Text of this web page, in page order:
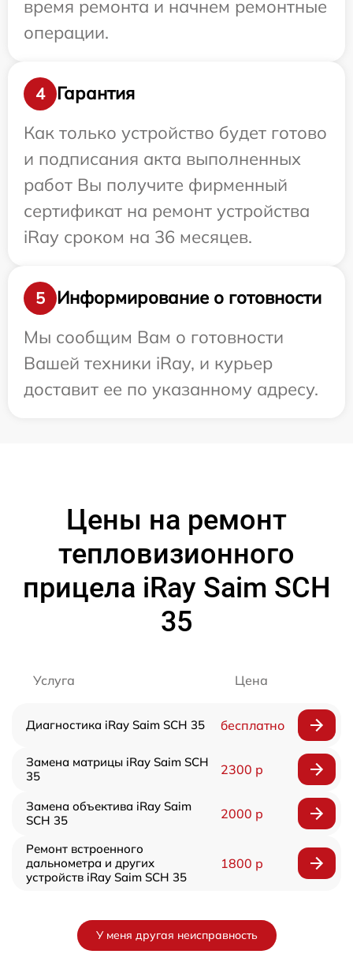
время ремонта и начнем ремонтные
операции.
4
Гарантия
Как только устройство будет готово
и подписания акта выполненных
работ Вы получите фирменный
сертификат на ремонт устройства
iRay сроком на 36 месяцев.
5
Информирование о готовности
Мы сообщим Вам о готовности
Вашей техники iRay, и курьер
доставит ее по указанному адресу.
Цены на ремонт
тепловизионного
прицела iRay Saim SCH
35
Услуга Цена
Диагностика iRay Saim SCH 35 бесплатно
Замена матрицы iRay Saim SCH
35
2300 р
Замена объектива iRay Saim
SCH 35
2000 р
Ремонт встроенного
дальнометра и других
устройств iRay Saim SCH 35
1800 р
У меня другая неисправность